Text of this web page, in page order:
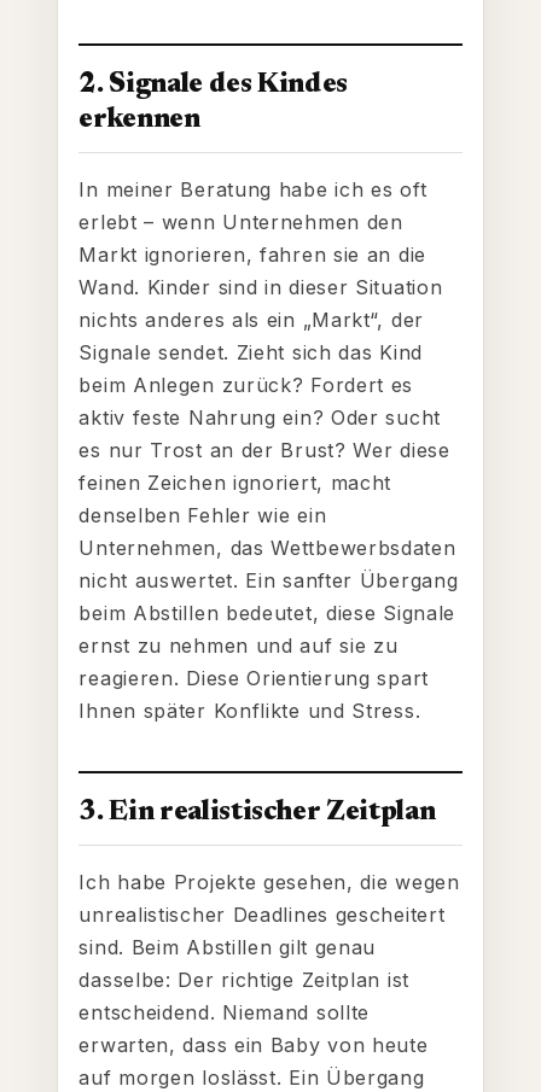
2. Signale des Kindes
erkennen
In meiner Beratung habe ich es oft
erlebt – wenn Unternehmen den
Markt ignorieren, fahren sie an die
Wand. Kinder sind in dieser Situation
nichts anderes als ein „Markt“, der
Signale sendet. Zieht sich das Kind
beim Anlegen zurück? Fordert es
aktiv feste Nahrung ein? Oder sucht
es nur Trost an der Brust? Wer diese
feinen Zeichen ignoriert, macht
denselben Fehler wie ein
Unternehmen, das Wettbewerbsdaten
nicht auswertet. Ein sanfter Übergang
beim Abstillen bedeutet, diese Signale
ernst zu nehmen und auf sie zu
reagieren. Diese Orientierung spart
Ihnen später Konflikte und Stress.
3. Ein realistischer Zeitplan
Ich habe Projekte gesehen, die wegen
unrealistischer Deadlines gescheitert
sind. Beim Abstillen gilt genau
dasselbe: Der richtige Zeitplan ist
entscheidend. Niemand sollte
erwarten, dass ein Baby von heute
auf morgen loslässt. Ein Übergang